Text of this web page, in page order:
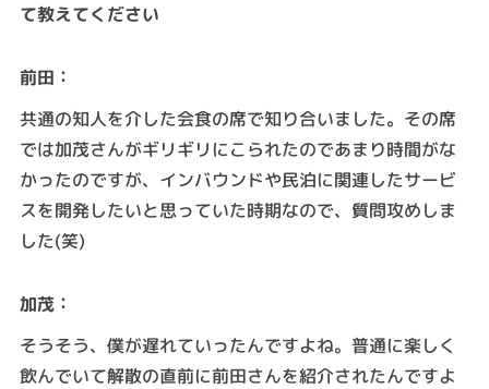
て教えてください
前田 ：
共通の知人を介した会食の席で知り合いました。その席
では加茂さんがギリギリにこられたのであまり時間がな
かったのですが、インバウンドや民泊に関連したサービ
スを開発したいと思っていた時期なので、質問攻めしま
した(笑)
加茂：
そうそう、僕が遅れていったんですよね。普通に楽しく
飲んでいて解散の直前に前田さんを紹介されたんですよ